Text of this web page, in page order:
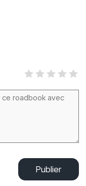
Publier